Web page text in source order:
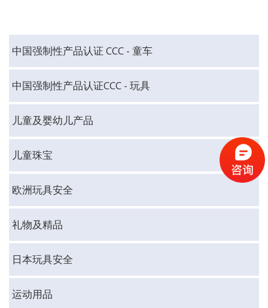
中国强制性产品认证 CCC - 童车
中国强制性产品认证CCC - 玩具
儿童及婴幼儿产品
儿童珠宝
欧洲玩具安全
礼物及精品
日本玩具安全
运动用品